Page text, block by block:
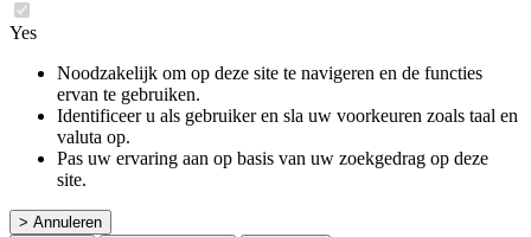
Yes
Noodzakelijk om op deze site te navigeren en de functies
ervan te gebruiken.
Identificeer u als gebruiker en sla uw voorkeuren zoals taal en
valuta op.
Pas uw ervaring aan op basis van uw zoekgedrag op deze
site.
> Annuleren